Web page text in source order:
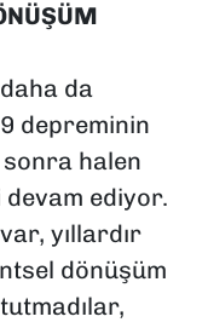
da
depreminin
sonra halen
devam ediyor.
yıllardır
dönüşüm